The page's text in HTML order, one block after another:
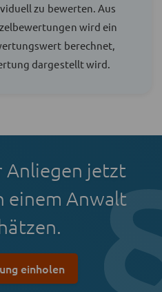
zu bewerten. Aus
wird ein
berechnet,
dargestellt wird.
Anliegen jetzt
einem Anwalt
einholen